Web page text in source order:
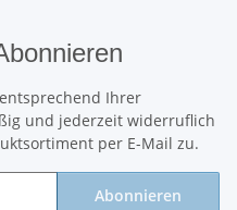
Ihrer
und jederzeit widerruflich
per E-Mail zu.
Abonnieren